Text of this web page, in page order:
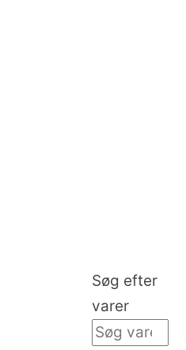
Søg efter
varer